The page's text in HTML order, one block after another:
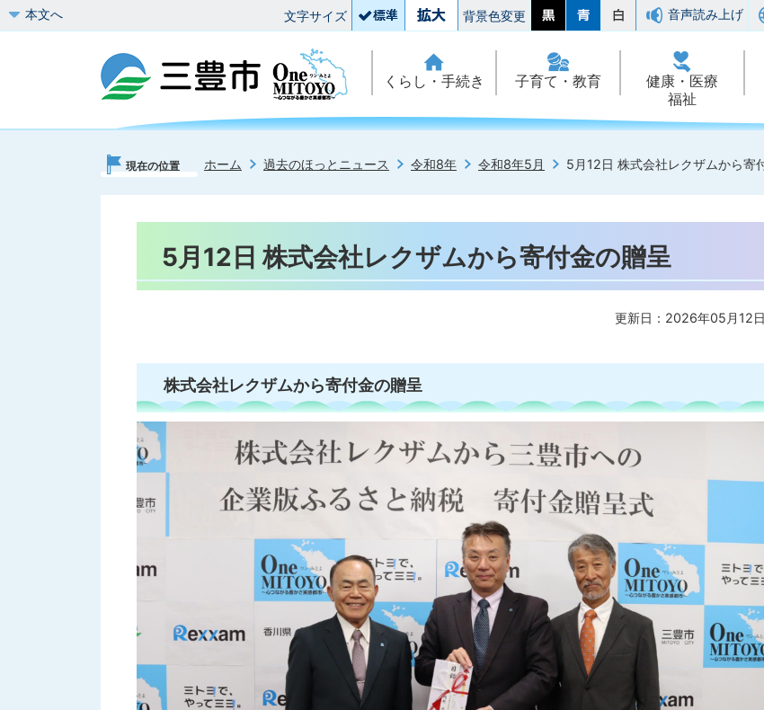
本文へ 文字サイズ 背景色変更 音声読み上げ
くらし・手続き 子育て・教育
健康・医療
福祉
現在の位置 ホーム 過去のほっとニュース 令和8年 令和8年5月 5月12日 株式会社レクザムから寄
5月12日 株式会社レクザムから寄付金の贈呈
更新日：2026年05月12日
株式会社レクザムから寄付金の贈呈